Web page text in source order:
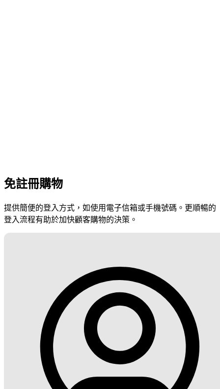
免註冊購物
提供簡便的登入方式，如使用電子信箱或手機號碼。更順暢的
登入流程有助於加快顧客購物的決策。